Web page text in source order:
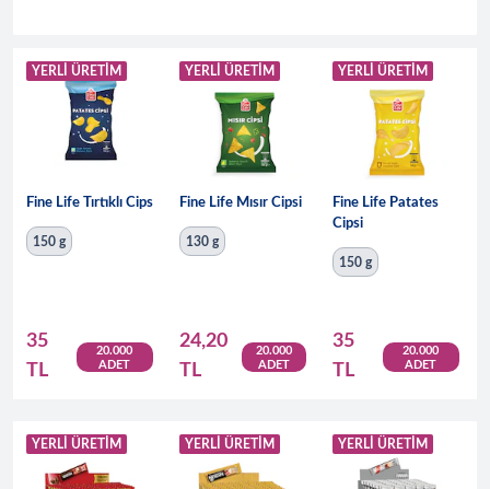
YERLİ ÜRETİM
Fine Life Tırtıklı Cips
150 g
35
TL
20.000
ADET
YERLİ ÜRETİM
Fine Life Mısır Cipsi
130 g
24,20
TL
20.000
ADET
YERLI ÜRETIM
Fine Life Patates
Cipsi
150 g
35
TL
20.000
ADET
YERLİ ÜRETİM YERLİ ÜRETİM YERLİ ÜRETİM